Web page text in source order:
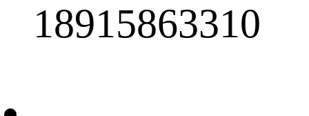
18915863310